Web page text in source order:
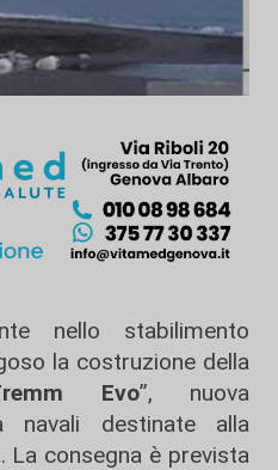
nello stabilimento
la costruzione della
Evo”, nuova
navali destinate alla
La consegna è prevista